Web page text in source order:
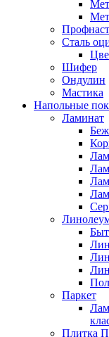
Сталь
Шифер
Ондулин
Мастика
Напольные
Ламинат
Паркет
Плитка